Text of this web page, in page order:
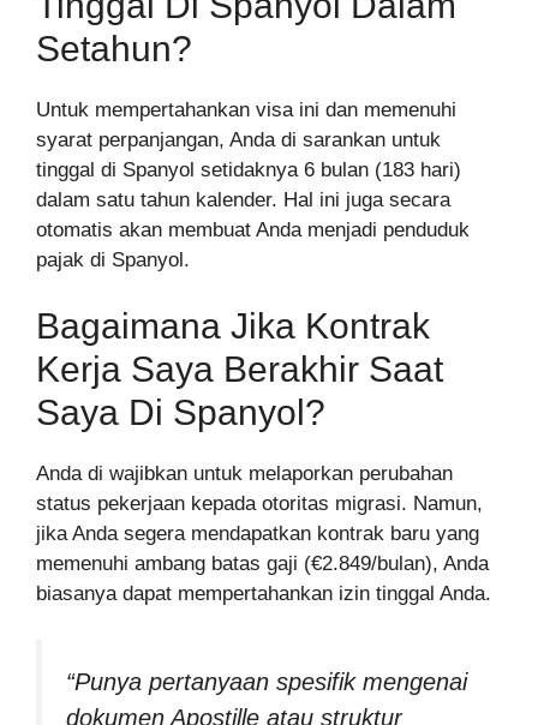
Setahun?
Untuk mempertahankan visa ini dan memenuhi
syarat perpanjangan, Anda di sarankan untuk
tinggal di Spanyol setidaknya 6 bulan (183 hari)
dalam satu tahun kalender. Hal ini juga secara
otomatis akan membuat Anda menjadi penduduk
pajak di Spanyol.
Bagaimana Jika Kontrak
Kerja Saya Berakhir Saat
Saya Di Spanyol?
Anda di wajibkan untuk melaporkan perubahan
status pekerjaan kepada otoritas migrasi. Namun,
jika Anda segera mendapatkan kontrak baru yang
memenuhi ambang batas gaji (€2.849/bulan), Anda
biasanya dapat mempertahankan izin tinggal Anda.
“Punya pertanyaan spesifik mengenai
dokumen Apostille atau struktur